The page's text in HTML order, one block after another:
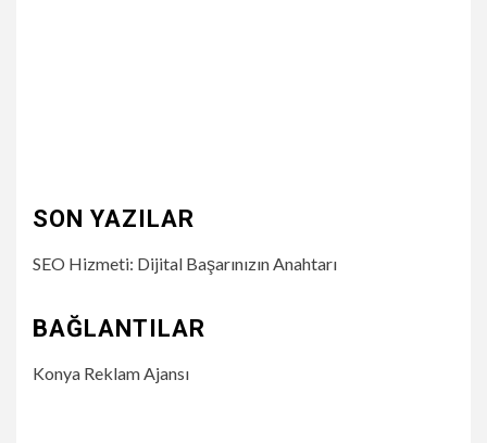
SON YAZILAR
SEO Hizmeti: Dijital Başarınızın Anahtarı
BAĞLANTILAR
Konya Reklam Ajansı